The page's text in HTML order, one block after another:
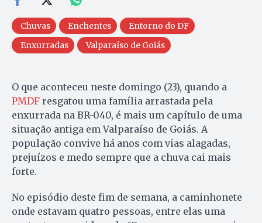
Chuvas Enchentes
Entorno do DF
Enxurradas
Valparaíso de Goiás
O que aconteceu neste domingo (23), quando a
PMDF resgatou uma família arrastada pela
enxurrada na BR-040, é mais um capítulo de uma
situação antiga em Valparaíso de Goiás. A
população convive há anos com vias alagadas,
prejuízos e medo sempre que a chuva cai mais
forte.
No episódio deste fim de semana, a caminhonete
onde estavam quatro pessoas, entre elas uma